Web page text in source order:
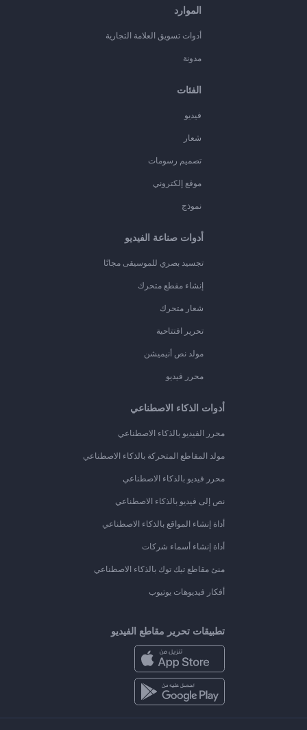
الموارد
أدوات تسويق العلامة التجارية
مدونة
الفئات
فيديو
شعار
تصميم رسومات
موقع إلكتروني
نموذج
أدوات صناعة الفيديو
تجسيد بصري للموسيقى مجانًا
إنشاء مقطع متحرك
شعار متحرك
تحرير افتتاحية
مولد نص أنيميشن
محرر فيديو
أدوات الذكاء الاصطناعي
محرر الفيديو بالذكاء الاصطناعي
مولد المقاطع المتحركة بالذكاء الاصطناعي
محرر فيديو بالذكاء الاصطناعي
نص إلى فيديو بالذكاء الاصطناعي
أداة إنشاء المواقع بالذكاء الاصطناعي
أداة إنشاء أسماء شركات
منئ مقاطع تيك توك بالذكاء الاصطناعي
أفكار فيديوهات يوتيوب
تطبيقات تحرير مقاطع الفيديو